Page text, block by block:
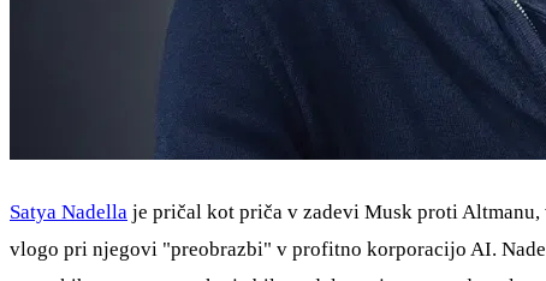
Satya Nadella je pričal kot priča v zadevi Musk proti
vlogo pri njegovi "preobrazbi" v profitno korporacijo AI.